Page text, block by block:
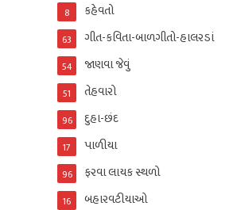
કહેવતો
8
ગીત-કવિતા-બાળગીતો-હાલરડાં
63
જાણવા જેવું
54
તેહવારો
51
દુહા-છંદ
96
પાળીયા
17
ફરવા લાયક સ્થળો
96
બહારવટીયાઓ
16